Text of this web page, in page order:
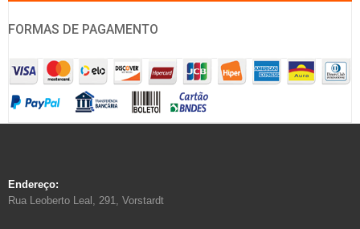
FORMAS DE PAGAMENTO
Endereço:
Rua Leoberto Leal, 291, Vorstardt